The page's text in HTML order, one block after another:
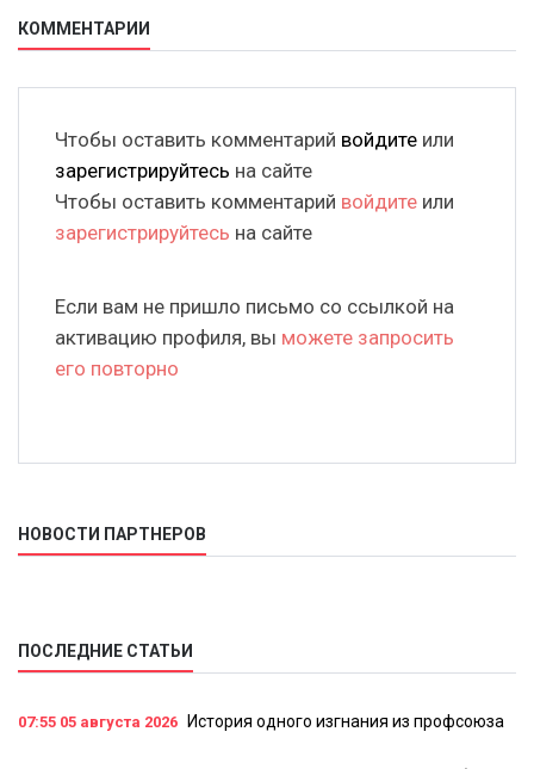
КОММЕНТАРИИ
Чтобы оставить комментарий войдите или
зарегистрируйтесь на сайте
Чтобы оставить комментарий войдите или
зарегистрируйтесь на сайте
Если вам не пришло письмо со ссылкой на
активацию профиля, вы можете запросить
его повторно
НОВОСТИ ПАРТНЕРОВ
ПОСЛЕДНИЕ СТАТЬИ
07:55 05 августа 2026 История одного изгнания из профсоюза